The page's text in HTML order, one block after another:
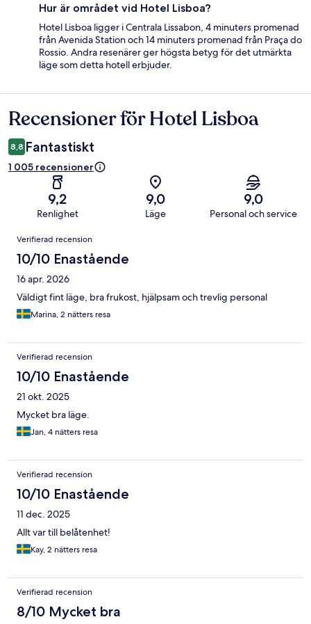
Hur är området vid Hotel Lisboa?
Hotel Lisboa ligger i Centrala Lissabon, 4 minuters promenad
från Avenida Station och 14 minuters promenad från Praça do
Rossio. Andra resenärer ger högsta betyg för det utmärkta
läge som detta hotell erbjuder.
Recensioner
Recensioner för Hotel Lisboa
8,8 Fantastiskt
1 005 recensioner
9,2
Renlighet
9,0
Läge
9,0
Personal och service
Recensioner
Verifierad recension
10/10 Enastående
16 apr. 2026
Väldigt fint läge, bra frukost, hjälpsam och trevlig personal
Marina, 2 nätters resa
Verifierad recension
10/10 Enastående
21 okt. 2025
Mycket bra läge.
Jan, 4 nätters resa
Verifierad recension
10/10 Enastående
11 dec. 2025
Allt var till belåtenhet!
Kay, 2 nätters resa
Verifierad recension
8/10 Mycket bra